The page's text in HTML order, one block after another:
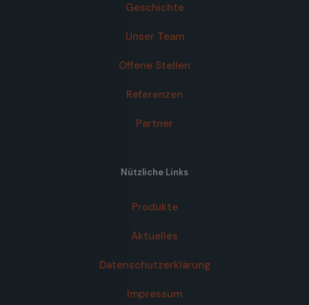
Geschichte
Unser Team
Offene Stellen
Referenzen
Partner
Nützliche Links
Produkte
Aktuelles
Datenschutzerklärung
Impressum